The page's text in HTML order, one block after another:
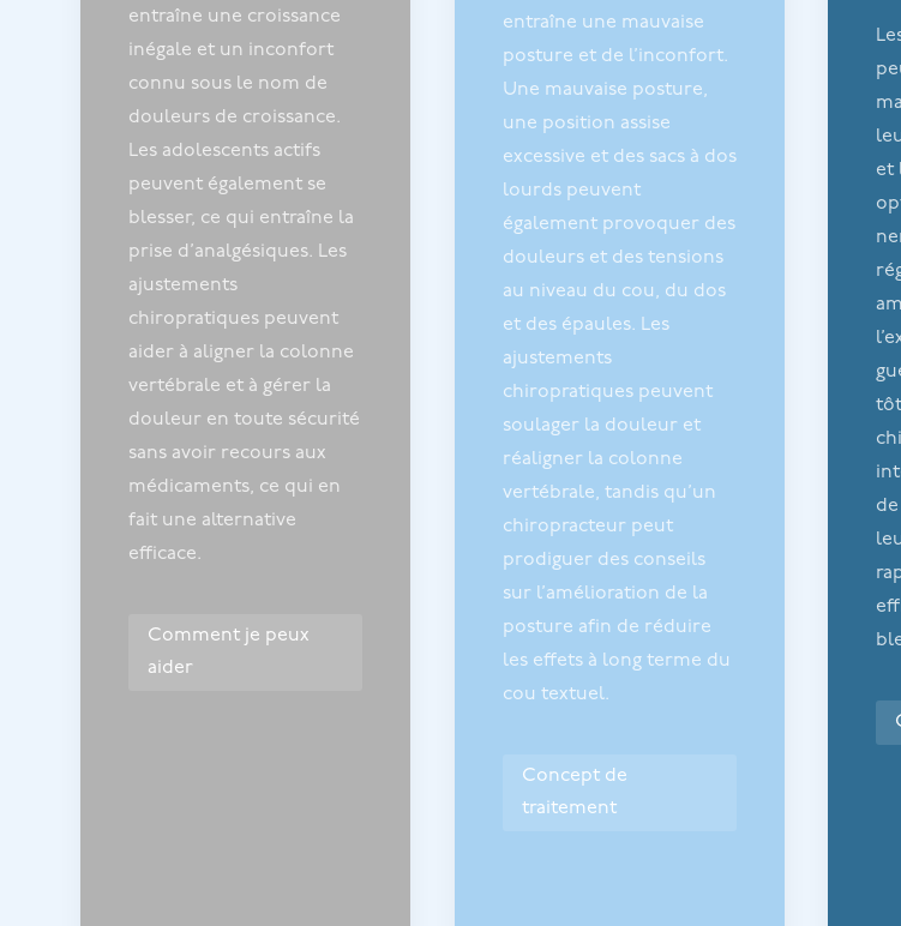
entraîne une croissance
inégale et un inconfort
connu sous le nom de
douleurs de croissance.
Les adolescents actifs
peuvent également se
blesser, ce qui entraîne la
prise d’analgésiques. Les
ajustements
chiropratiques peuvent
aider à aligner la colonne
vertébrale et à gérer la
douleur en toute sécurité
sans avoir recours aux
médicaments, ce qui en
fait une alternative
efficace.
Comment je peux
aider
entraîne une mauvaise
posture et de l’inconfort.
Une mauvaise posture,
une position assise
excessive et des sacs à dos
lourds peuvent
également provoquer des
douleurs et des tensions
au niveau du cou, du dos
et des épaules. Les
ajustements
chiropratiques peuvent
soulager la douleur et
réaligner la colonne
vertébrale, tandis qu’un
chiropracteur peut
prodiguer des conseils
sur l’amélioration de la
posture afin de réduire
les effets à long terme du
cou textuel.
Concept de
traitement
et